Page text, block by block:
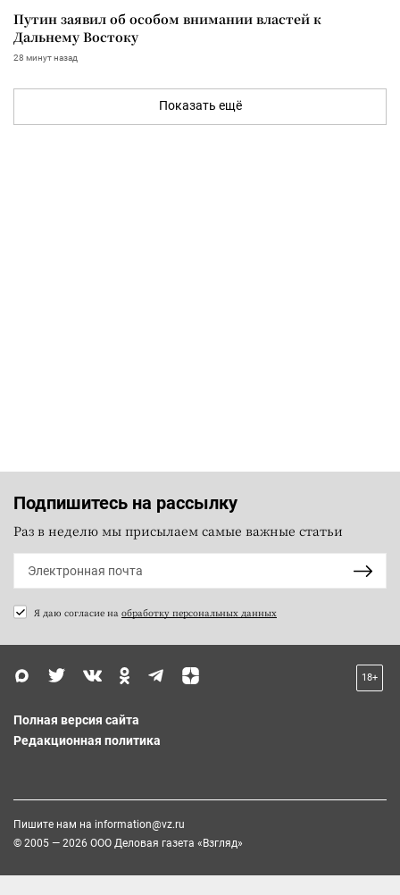
Путин заявил об особом внимании властей к
Дальнему Востоку
28 минут назад
Показать ещё
Подпишитесь на рассылку
Раз в неделю мы присылаем самые важные статьи
Я даю согласие на обработку персональных данных
18+
Полная версия сайта
Редакционная политика
Пишите нам на information@vz.ru
© 2005 — 2026 ООО Деловая газета «Взгляд»